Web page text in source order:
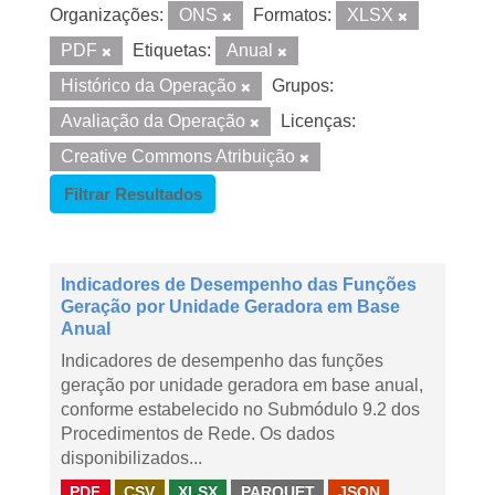
Organizações: ONS Formatos:
XLSX
PDF
Etiquetas:
Anual
Histórico da Operação
Grupos:
Avaliação da Operação
Licenças:
Creative Commons Atribuição
Filtrar Resultados
Indicadores de Desempenho das Funções
Geração por Unidade Geradora em Base
Anual
Indicadores de desempenho das funções
geração por unidade geradora em base anual,
conforme estabelecido no Submódulo 9.2 dos
Procedimentos de Rede. Os dados
disponibilizados...